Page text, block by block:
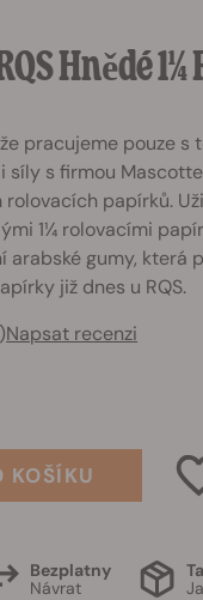
Hnědé
pracujeme pouze
síly s firmou
papírků.
1¼ rolovacími
arabské gumy, která
již dnes u RQS.
Napsat recenzi
KOŠÍKU
Bezplatny
Návrat